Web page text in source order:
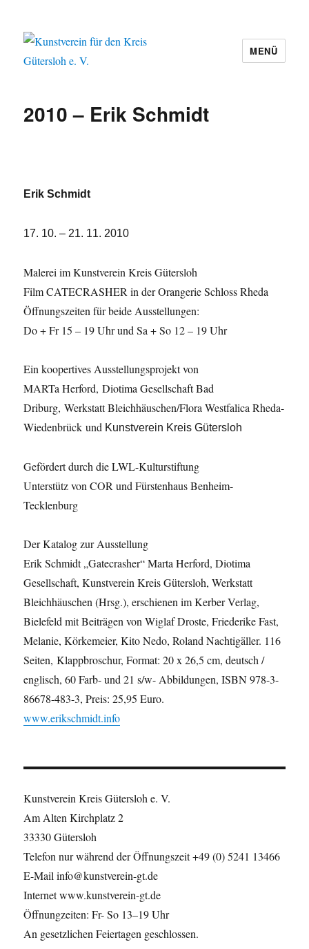
e. V.
MENÜ
2010 – Erik Schmidt
Erik Schmidt
17. 10. – 21. 11. 2010
Malerei im Kunstverein Kreis Gütersloh
Film CATECRASHER in der Orangerie Schloss Rheda
Öffnungszeiten für beide Ausstellungen:
Do + Fr 15 – 19 Uhr und Sa + So 12 – 19 Uhr
Ein koopertives Ausstellungsprojekt von
MARTa Herford, Diotima Gesellschaft Bad
Driburg, Werkstatt Bleichhäuschen/Flora Westfalica Rheda-
Wiedenbrück und Kunstverein Kreis Gütersloh
Gefördert durch die LWL-Kulturstiftung
Unterstütz von COR und Fürstenhaus Benheim-
Tecklenburg
Der Katalog zur Ausstellung
Erik Schmidt „Gatecrasher“ Marta Herford, Diotima
Gesellschaft, Kunstverein Kreis Gütersloh, Werkstatt
Bleichhäuschen (Hrsg.), erschienen im Kerber Verlag,
Bielefeld mit Beiträgen von Wiglaf Droste, Friederike Fast,
Melanie, Körkemeier, Kito Nedo, Roland Nachtigäller. 116
Seiten, Klappbroschur, Format: 20 x 26,5 cm, deutsch /
englisch, 60 Farb- und 21 s/w- Abbildungen, ISBN 978-3-
86678-483-3, Preis: 25,95 Euro.
www.erikschmidt.info
Kunstverein Kreis Gütersloh e. V.
Am Alten Kirchplatz 2
33330 Gütersloh
Telefon nur während der Öffnungszeit +49 (0) 5241 13466
E-Mail info@kunstverein-gt.de
Internet www.kunstverein-gt.de
Öffnungzeiten: Fr- So 13–19 Uhr
An gesetzlichen Feiertagen geschlossen.